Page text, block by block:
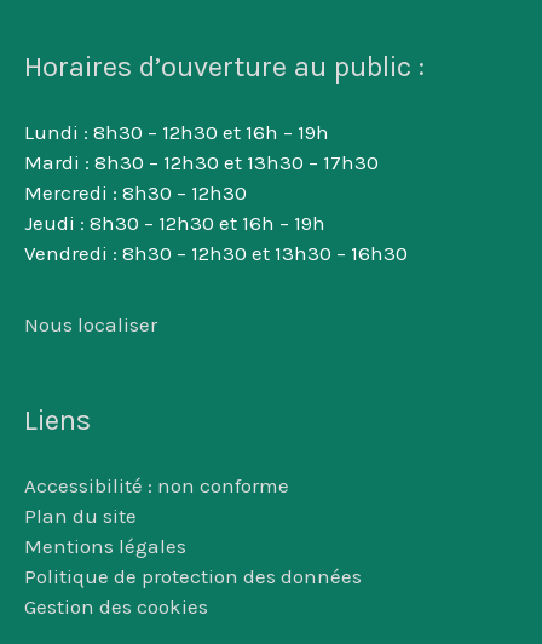
Horaires d’ouverture au public :
Lundi : 8h30 – 12h30 et 16h – 19h
Mardi : 8h30 – 12h30 et 13h30 – 17h30
Mercredi : 8h30 – 12h30
Jeudi : 8h30 – 12h30 et 16h – 19h
Vendredi : 8h30 – 12h30 et 13h30 – 16h30
Nous localiser
Liens
Accessibilité : non conforme
Plan du site
Mentions légales
Politique de protection des données
Gestion des cookies